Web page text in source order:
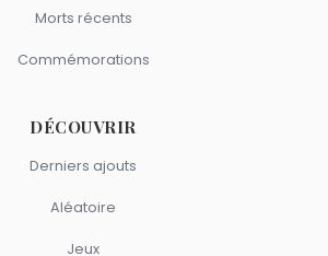
Morts récents
Commémorations
DÉCOUVRIR
Derniers ajouts
Aléatoire
Jeux